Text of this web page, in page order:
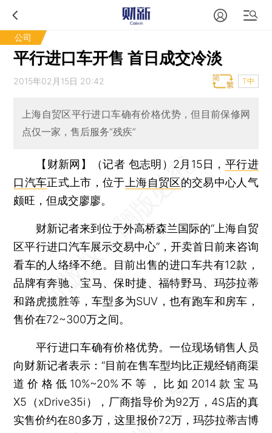
公司
平行进口车开售 首日成交冷淡
2015年02月15日 20:42 T中
上海自贸区平行进口车确有价格优势，但目前保修网
点仅一家，售后服务“残疾”
【财新网】（记者 包志明） 2月15日， 平行进
口汽车正式上市，位于 上海自贸区的交易中心人气
颇旺，但成交廖廖。
财新记者来到位于外高桥森兰国际的“上海自贸
区平行进口汽车展示交易中心”，开卖首日前来咨询
看车的人络绎不绝。目前出售的进口车共有12款，
品牌有奔驰、宝马、保时捷、福特野马、玛莎拉蒂
和路虎揽胜等，车型多为SUV，也有跑车和房车，
售价在72~300万之间。
平行进口车确有价格优势。一位现场销售人员
向财新记者表示：“目前在售车型均比正规经销商渠
道价格低10%~20%不等，比如2014款宝马
X5（xDrive35i），厂商指导价为92万，4S店的真
实售价约在80多万，这里报价72万，玛莎拉蒂吉博